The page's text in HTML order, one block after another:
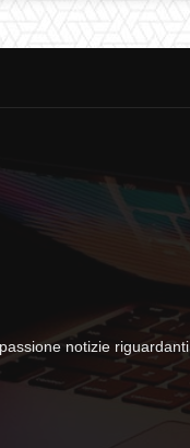
notizie riguardanti